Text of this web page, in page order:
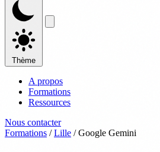
Thème
A propos
Formations
Ressources
Nous contacter
Formations / Lille / Google Gemini